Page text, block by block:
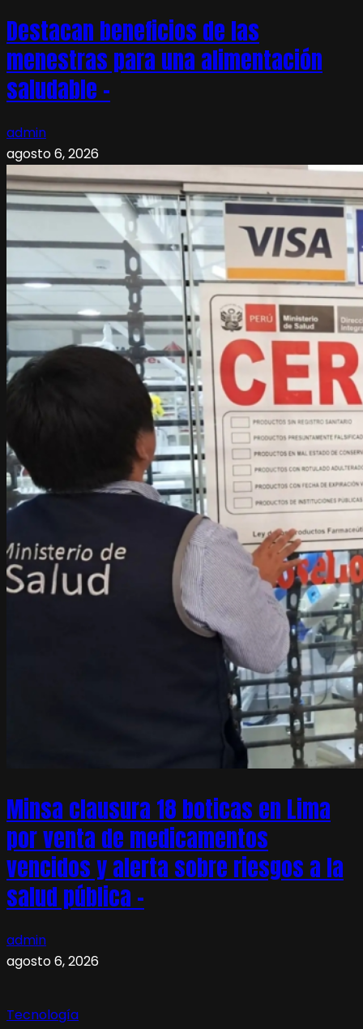
Destacan beneficios de las
menestras para una alimentación
saludable –
admin
agosto 6, 2026
Minsa clausura 18 boticas en Lima
por venta de medicamentos
vencidos y alerta sobre riesgos a la
salud pública –
admin
agosto 6, 2026
Tecnología